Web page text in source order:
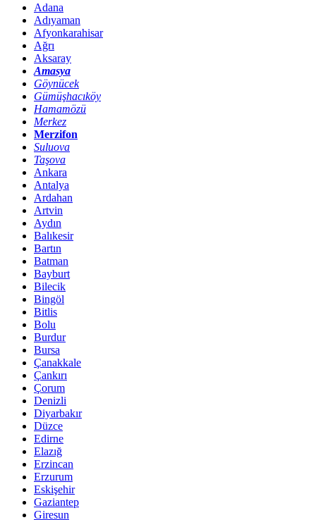
Adana
Adıyaman
Afyonkarahisar
Ağrı
Aksaray
Amasya
Göynücek
Gümüşhacıköy
Hamamözü
Merkez
Merzifon
Suluova
Taşova
Ankara
Antalya
Ardahan
Artvin
Aydın
Balıkesir
Bartın
Batman
Bayburt
Bilecik
Bingöl
Bitlis
Bolu
Burdur
Bursa
Çanakkale
Çankırı
Çorum
Denizli
Diyarbakır
Düzce
Edirne
Elazığ
Erzincan
Erzurum
Eskişehir
Gaziantep
Giresun